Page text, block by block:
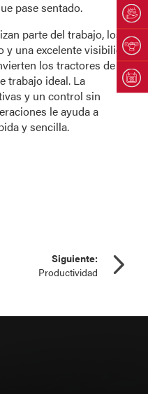
pase sentado.
parte del trabajo, los
una excelente visibilidad
los tractores de
trabajo ideal. La
y un control sin
le ayuda a
y sencilla.
Siguiente:
Productividad